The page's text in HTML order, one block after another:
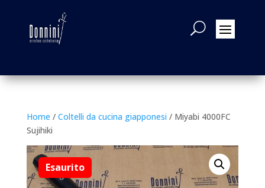
Home / Coltelli da cucina giapponesi / Miyabi 4000FC
Sujihiki